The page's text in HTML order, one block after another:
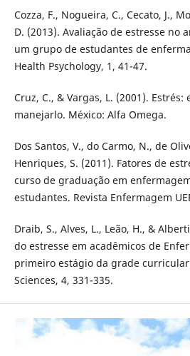
Cozza, F., Nogueira, C., Cecato, J.,
D. (2013). Avaliação de estresse no
um grupo de estudantes de
Health Psychology, 1, 41-47.
Cruz, C., & Vargas, L. (2001). Estrés:
manejarlo. México: Alfa Omega.
Dos Santos, V., do Carmo, N., de
Henriques, S. (2011). Fatores de
curso de graduação em
estudantes. Revista Enfermagem
Draib, S., Alves, L., Leão, H., &
do estresse em acadêmicos de
primeiro estágio da grade
Sciences, 4, 331-335.